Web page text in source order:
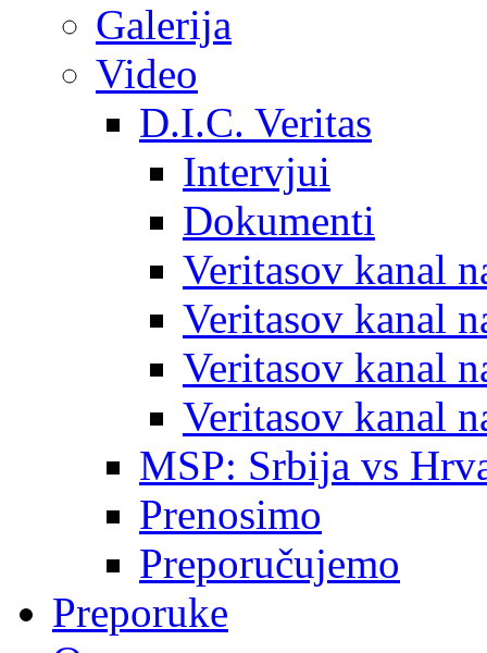
Galerija
Video
D.I.C. Veritas
Intervjui
Dokumenti
Veritasov kanal
Veritasov kanal
Veritasov kanal
Veritasov kanal
MSP: Srbija vs
Prenosimo
Preporučujemo
Preporuke